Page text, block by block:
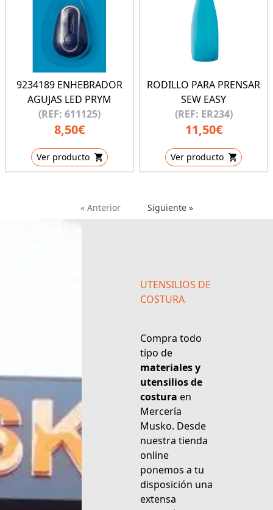
9234189 ENHEBRADOR
AGUJAS LED PRYM
(REF: 611125)
8,50€
Ver producto
RODILLO PARA PRENSAR
SEW EASY
(REF: ER234)
11,50€
Ver producto
« Anterior Siguiente »
UTENSILIOS DE
COSTURA
Compra todo
tipo de
materiales y
utensilios de
costura en
Mercería
Musko. Desde
nuestra tienda
online
ponemos a tu
disposición una
extensa